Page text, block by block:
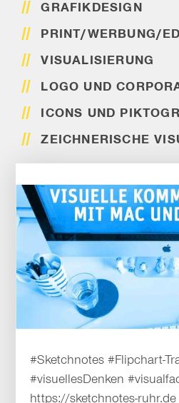
GRAFIKDESIGN
PRINT/WERBUNG/
VISUALISIERUNG
LOGO UND
ICONS UND
ZEICHNERISCHE
#Sketchnotes #Flipchart-
#visuellesDenken
https://sketchnotes-